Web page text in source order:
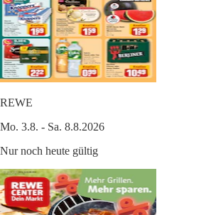
REWE
Mo. 3.8. - Sa. 8.8.2026
Nur noch heute gültig